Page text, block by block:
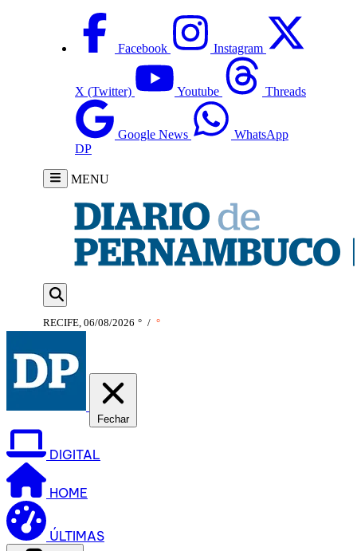
Facebook Instagram
X (Twitter) Youtube Threads
Google News
WhatsApp
DP
MENU
RECIFE, 06/08/2026 ° / °
Fechar
DIGITAL
HOME
ÚLTIMAS